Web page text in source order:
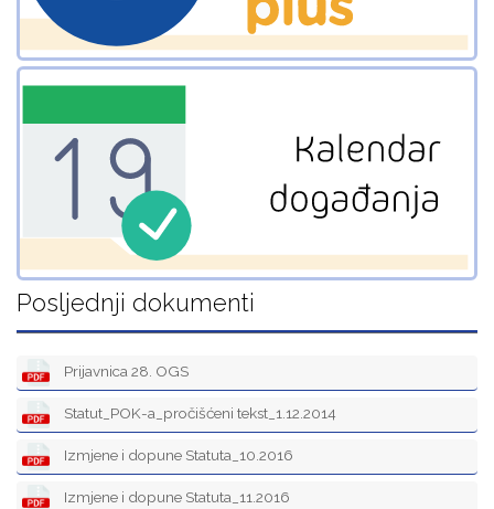
Posljednji dokumenti
Prijavnica 28. OGS
Statut_POK-a_pročišćeni tekst_1.12.2014
Izmjene i dopune Statuta_10.2016
Izmjene i dopune Statuta_11.2016